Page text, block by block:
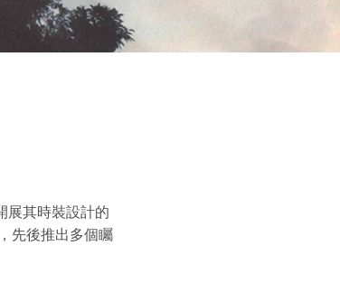
展其時裝設計的
先後推出多個矚